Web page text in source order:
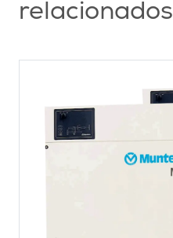
relacionados